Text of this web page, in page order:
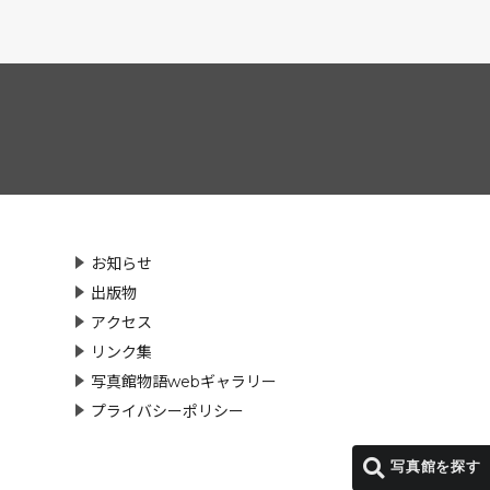
写真館を探す
お知らせ
出版物
アクセス
リンク集
写真館物語webギャラリー
プライバシーポリシー